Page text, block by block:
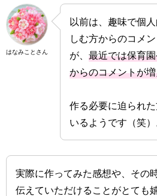
はなみことさん
以前は、趣味で個
しむ方からのコメ
が、 最近では保育
からのコメントが
作る必要に迫られ
いるようです（笑）
実際に作ってみた感想や、その
伝えていただけることがとても